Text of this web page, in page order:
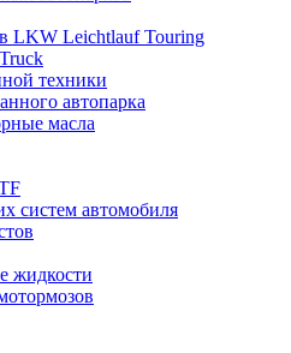
LKW Leichtlauf Touring
техники
автопарка
масла
систем автомобиля
жидкости